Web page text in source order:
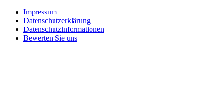
Impressum
Datenschutzerklärung
Datenschutzinformationen
Bewerten Sie uns